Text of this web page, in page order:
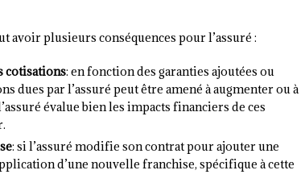
avoir plusieurs conséquences pour l’assuré :
cotisations: en fonction des garanties ajoutées ou
dues par l’assuré peut être amené à augmenter ou à
évalue bien les impacts financiers de ces
: si l’assuré modifie son contrat pour ajouter une
d’une nouvelle franchise, spécifique à cette